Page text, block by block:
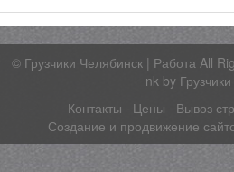
© Грузчики Челябинск | РаботаAll
nk by
Контакты
Цены
Вывоз
Создание и продвижение